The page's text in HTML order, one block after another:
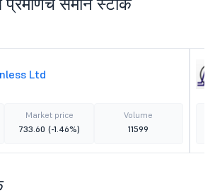
Ltd
Market price
733.60 (-1.46%)
Volume
11599